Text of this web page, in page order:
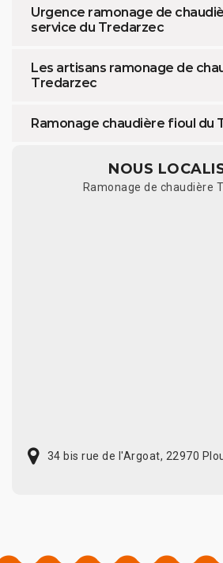
Urgence ramonage de
service du Tredarzec
Les artisans ramonage de
Tredarzec
Ramonage chaudière fioul du
NOUS
Ramonage de chaudière
34 bis rue de l'Argoat, 22970